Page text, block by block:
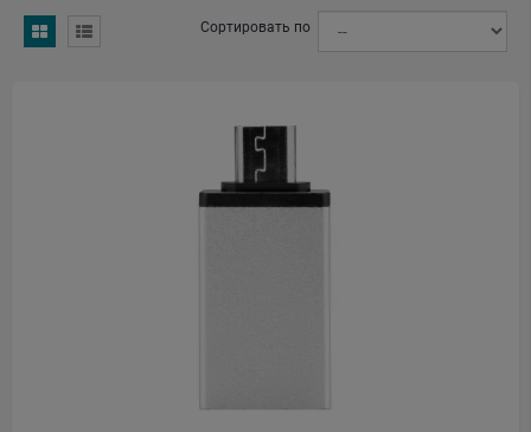
Web: veikk.com
CheckedAt: 2026-04-01
Address: Brukowa 10, 91-341 Łódź, Poland
Сортировать по